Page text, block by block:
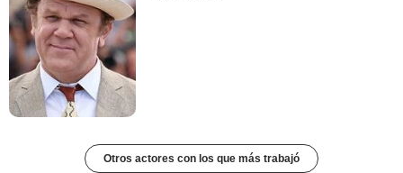
Otros actores con los que más trabajó